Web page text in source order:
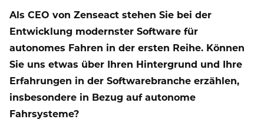
Als CEO von Zenseact stehen Sie bei der
Entwicklung modernster Software für
autonomes Fahren in der ersten Reihe. Können
Sie uns etwas über Ihren Hintergrund und Ihre
Erfahrungen in der Softwarebranche erzählen,
insbesondere in Bezug auf autonome
Fahrsysteme?